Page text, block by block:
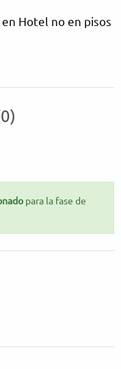
Hotel no en pisos
para la fase de